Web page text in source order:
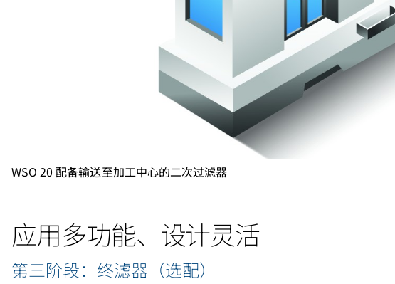
WSO 20 配备输送至加工中心的二次过滤器
应用多功能、设计灵活
第三阶段：终滤器（选配）